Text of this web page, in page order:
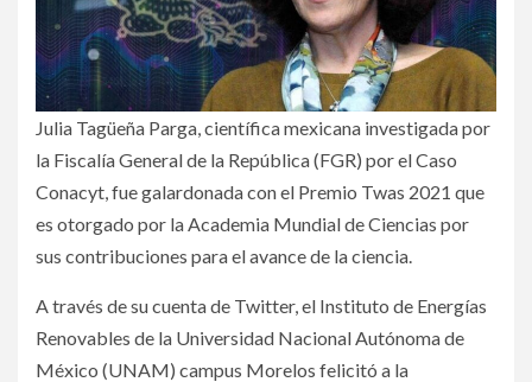
Julia Tagüeña Parga, científica mexicana investigada por
la Fiscalía General de la República (FGR) por el Caso
Conacyt, fue galardonada con el Premio Twas 2021 que
es otorgado por la Academia Mundial de Ciencias por
sus contribuciones para el avance de la ciencia.
A través de su cuenta de Twitter, el Instituto de Energías
Renovables de la Universidad Nacional Autónoma de
México (UNAM) campus Morelos felicitó a la